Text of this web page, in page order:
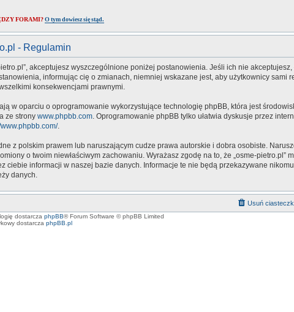
FORAMI? O tym dowiesz się stąd.
- Regulamin
akceptujesz wyszczególnione poniżej postanowienia. Jeśli ich nie
informując cię o zmianach, niemniej wskazane jest, aby użytkownicy sami
konsekwencjami prawnymi.
w oparciu o oprogramowanie wykorzystujące technologię phpBB, która jest
ze strony www.phpbb.com. Oprogramowanie phpBB tylko ułatwia dyskusje przez
www.phpbb.com/.
z polskim prawem lub naruszającym cudze prawa autorskie i dobra osobiste.
o twoim niewłaściwym zachowaniu. Wyrażasz zgodę na to, że „osme-pietro.pl”
informacji w naszej bazie danych. Informacje te nie będą przekazywane
danych.
Usuń
dostarcza phpBB® Forum Software © phpBB Limited
dostarcza phpBB.pl